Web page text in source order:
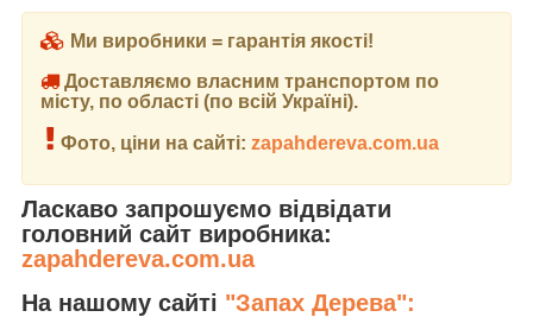
Ми виробники = гарантія якості!
Доставляємо власним транспортом по
місту, по області (по всій Україні).
Фото, ціни на сайті: zapahdereva.com.ua
Ласкаво запрошуємо відвідати
головний сайт виробника:
zapahdereva.com.ua
На нашому сайті "Запах Дерева":